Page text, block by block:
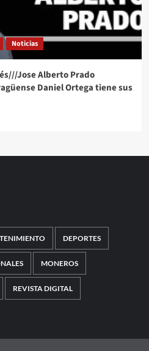
Noticias
Jose Alberto Prado
Daniel Ortega tiene sus
DEPORTES
MONEROS
REVISTA DIGITAL